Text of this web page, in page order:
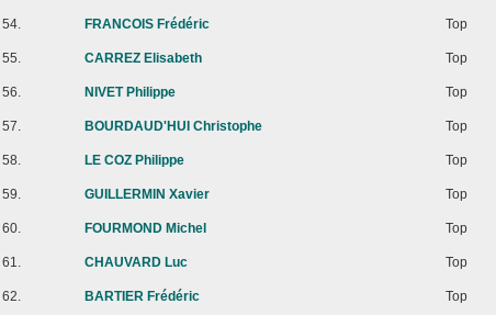
54. FRANCOIS Frédéric Top
55. CARREZ Elisabeth Top
56. NIVET Philippe Top
57. BOURDAUD'HUI Christophe Top
58. LE COZ Philippe Top
59. GUILLERMIN Xavier Top
60. FOURMOND Michel Top
61. CHAUVARD Luc Top
62. BARTIER Frédéric Top